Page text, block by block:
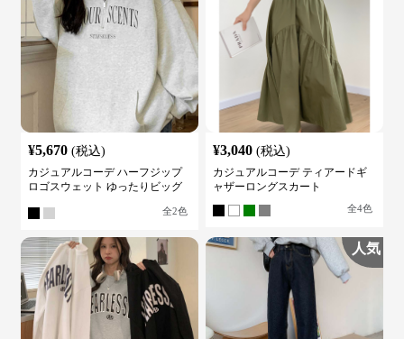
¥5,670 (税込)
カジュアルコーデ ハーフジップ
ロゴスウェット ゆったりビッグ
全2色
¥3,040 (税込)
カジュアルコーデ ティアードギ
ャザーロングスカート
全4色
人気